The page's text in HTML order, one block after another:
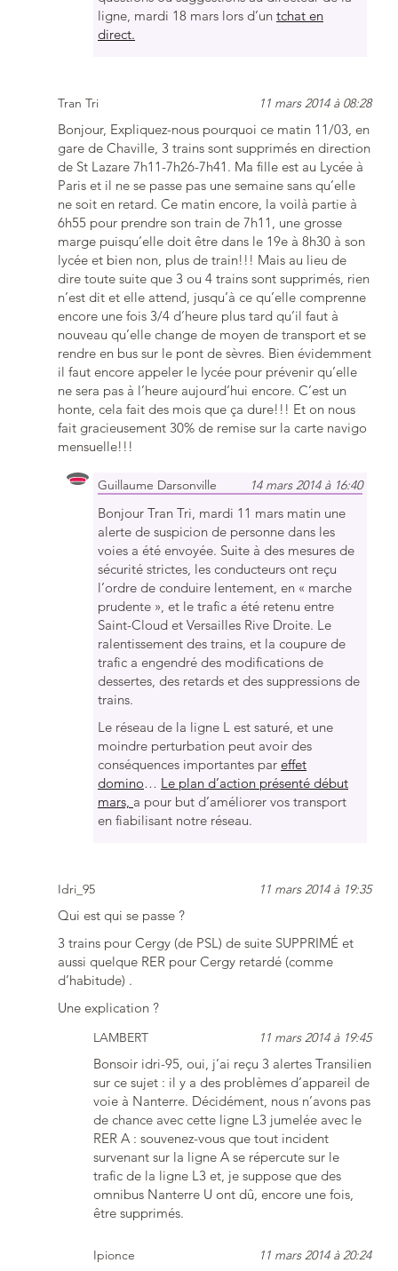
ligne, mardi 18 mars lors d’un tchat en
direct.
Tran Tri 11 mars 2014 à 08:28
Bonjour, Expliquez-nous pourquoi ce matin 11/03, en
gare de Chaville, 3 trains sont supprimés en direction
de St Lazare 7h11-7h26-7h41. Ma fille est au Lycée à
Paris et il ne se passe pas une semaine sans qu’elle
ne soit en retard. Ce matin encore, la voilà partie à
6h55 pour prendre son train de 7h11, une grosse
marge puisqu’elle doit être dans le 19e à 8h30 à son
lycée et bien non, plus de train!!! Mais au lieu de
dire toute suite que 3 ou 4 trains sont supprimés, rien
n’est dit et elle attend, jusqu’à ce qu’elle comprenne
encore une fois 3/4 d’heure plus tard qu’il faut à
nouveau qu’elle change de moyen de transport et se
rendre en bus sur le pont de sèvres. Bien évidemment
il faut encore appeler le lycée pour prévenir qu’elle
ne sera pas à l’heure aujourd’hui encore. C’est un
honte, cela fait des mois que ça dure!!! Et on nous
fait gracieusement 30% de remise sur la carte navigo
mensuelle!!!
Guillaume Darsonville 14 mars 2014 à 16:40
Bonjour Tran Tri, mardi 11 mars matin une
alerte de suspicion de personne dans les
voies a été envoyée. Suite à des mesures de
sécurité strictes, les conducteurs ont reçu
l’ordre de conduire lentement, en « marche
prudente », et le trafic a été retenu entre
Saint-Cloud et Versailles Rive Droite. Le
ralentissement des trains, et la coupure de
trafic a engendré des modifications de
dessertes, des retards et des suppressions de
trains.
Le réseau de la ligne L est saturé, et une
moindre perturbation peut avoir des
conséquences importantes par effet
domino… Le plan d’action présenté début
mars, a pour but d’améliorer vos transport
en fiabilisant notre réseau.
Idri_95 11 mars 2014 à 19:35
Qui est qui se passe ?
3 trains pour Cergy (de PSL) de suite SUPPRIMÉ et
aussi quelque RER pour Cergy retardé (comme
d’habitude) .
Une explication ?
LAMBERT 11 mars 2014 à 19:45
Bonsoir idri-95, oui, j’ai reçu 3 alertes Transilien
sur ce sujet : il y a des problèmes d’appareil de
voie à Nanterre. Décidément, nous n’avons pas
de chance avec cette ligne L3 jumelée avec le
RER A : souvenez-vous que tout incident
survenant sur la ligne A se répercute sur le
trafic de la ligne L3 et, je suppose que des
omnibus Nanterre U ont dû, encore une fois,
être supprimés.
Ipionce 11 mars 2014 à 20:24